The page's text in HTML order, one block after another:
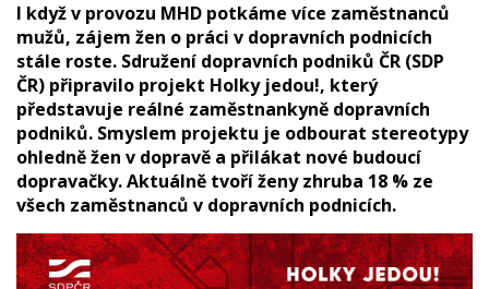
I když v provozu MHD potkáme více zaměstnanců
mužů, zájem žen o práci v dopravních podnicích
stále roste. Sdružení dopravních podniků ČR (SDP
ČR) připravilo projekt Holky jedou!, který
představuje reálné zaměstnankyně dopravních
podniků. Smyslem projektu je odbourat stereotypy
ohledně žen v dopravě a přilákat nové budoucí
dopravačky. Aktuálně tvoří ženy zhruba 18 % ze
všech zaměstnanců v dopravních podnicích.